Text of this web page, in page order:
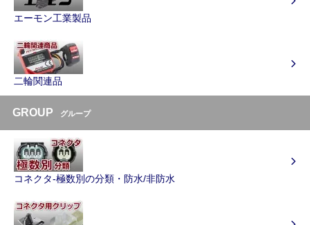
エーモン工業製品
二輪関連品
GROUP グループ
コネクタ-極数別の分類・防水/非防水